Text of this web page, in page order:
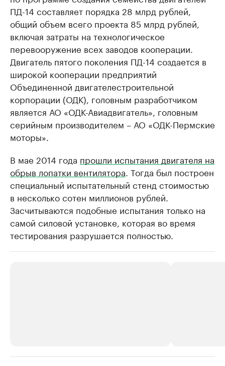
ПД-14 составляет порядка 28 млрд рублей,
общий объем всего проекта 85 млрд рублей,
включая затраты на технологическое
перевооружение всех заводов кооперации.
Двигатель пятого поколения ПД-14 создается в
широкой кооперации предприятий
Объединенной двигателестроительной
корпорации (ОДК), головным разработчиком
является АО «ОДК-Авиадвигатель», головным
серийным производителем – АО «ОДК-Пермские
моторы».
В мае 2014 года прошли испытания двигателя на
обрыв лопатки вентилятора. Тогда был построен
специальный испытательный стенд стоимостью
в несколько сотен миллионов рублей.
Засчитываются подобные испытания только на
самой силовой установке, которая во время
тестирования разрушается полностью.